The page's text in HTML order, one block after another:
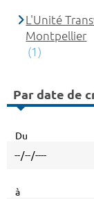
L'Unité
Montpellier
(1)
Par date de
Du
à